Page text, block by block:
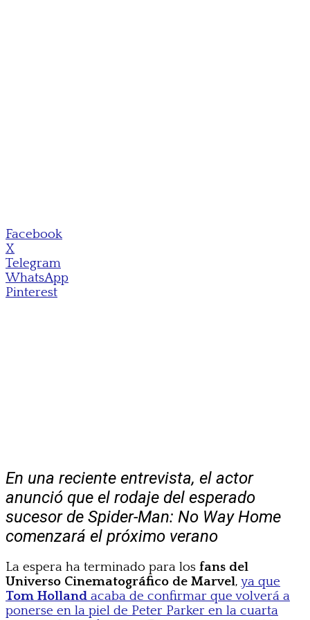
Facebook
X
Telegram
WhatsApp
Pinterest
En una reciente entrevista, el actor
anunció que el rodaje del esperado
sucesor de Spider-Man: No Way Home
comenzará el próximo verano
La espera ha terminado para los fans del
Universo Cinematográfico de Marvel, ya que
Tom Holland acaba de confirmar que volverá a
ponerse en la piel de Peter Parker en la cuarta